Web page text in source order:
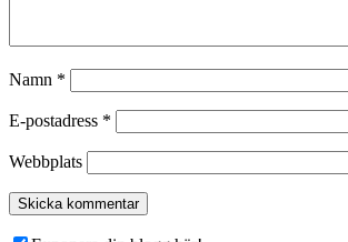
Namn *
E-postadress *
Webbplats